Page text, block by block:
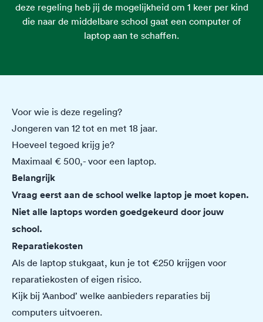
deze regeling heb jij de mogelijkheid om 1 keer per kind
die naar de middelbare school gaat een computer of
laptop aan te schaffen.
Voor wie is deze regeling?
Jongeren van 12 tot en met 18 jaar.
Hoeveel tegoed krijg je?
Maximaal € 500,- voor een laptop.
Belangrijk
Vraag eerst aan de school welke laptop je moet kopen.
Niet alle laptops worden goedgekeurd door jouw
school.
Reparatiekosten
Als de laptop stukgaat, kun je tot €250 krijgen voor
reparatiekosten of eigen risico.
Kijk bij ‘Aanbod’ welke aanbieders reparaties bij
computers uitvoeren.